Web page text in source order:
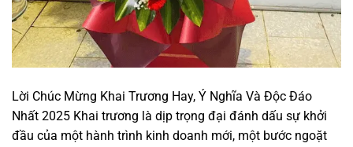
Lời Chúc Mừng Khai Trương Hay, Ý Nghĩa Và Độc Đáo
Nhất 2025 Khai trương là dịp trọng đại đánh dấu sự khởi
đầu của một hành trình kinh doanh mới, một bước ngoặt